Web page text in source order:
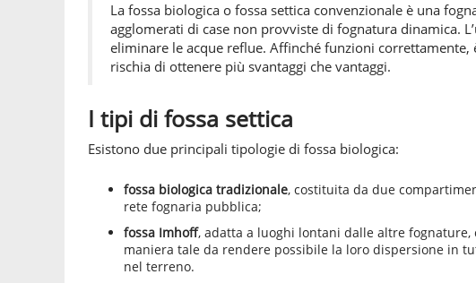
La fossa biologica o fossa settica convenzionale è una
agglomerati di case non provviste di fognatura dinamica.
eliminare le acque reflue. Affinché funzioni
rischia di ottenere più svantaggi che vantaggi.
I tipi di fossa settica
Esistono due principali tipologie di fossa biologica:
fossa biologica tradizionale, costituita da due
rete fognaria pubblica;
fossa Imhoff, adatta a luoghi lontani dalle altre
maniera tale da rendere possibile la loro dispersione in
nel terreno.